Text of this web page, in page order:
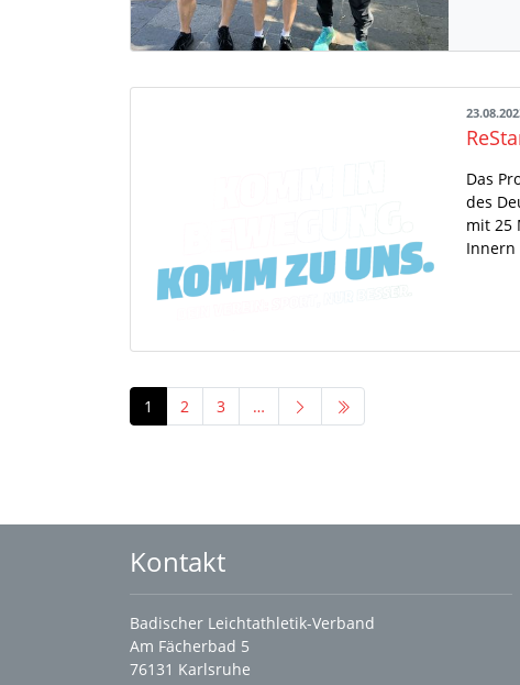
Das
des
mit 25
Innern
1 2 3 …
Kontakt
Badischer Leichtathletik-Verband
Am Fächerbad 5
76131 Karlsruhe